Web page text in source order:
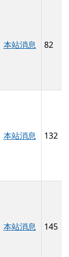
本站消息 82
本站消息 132
本站消息 145